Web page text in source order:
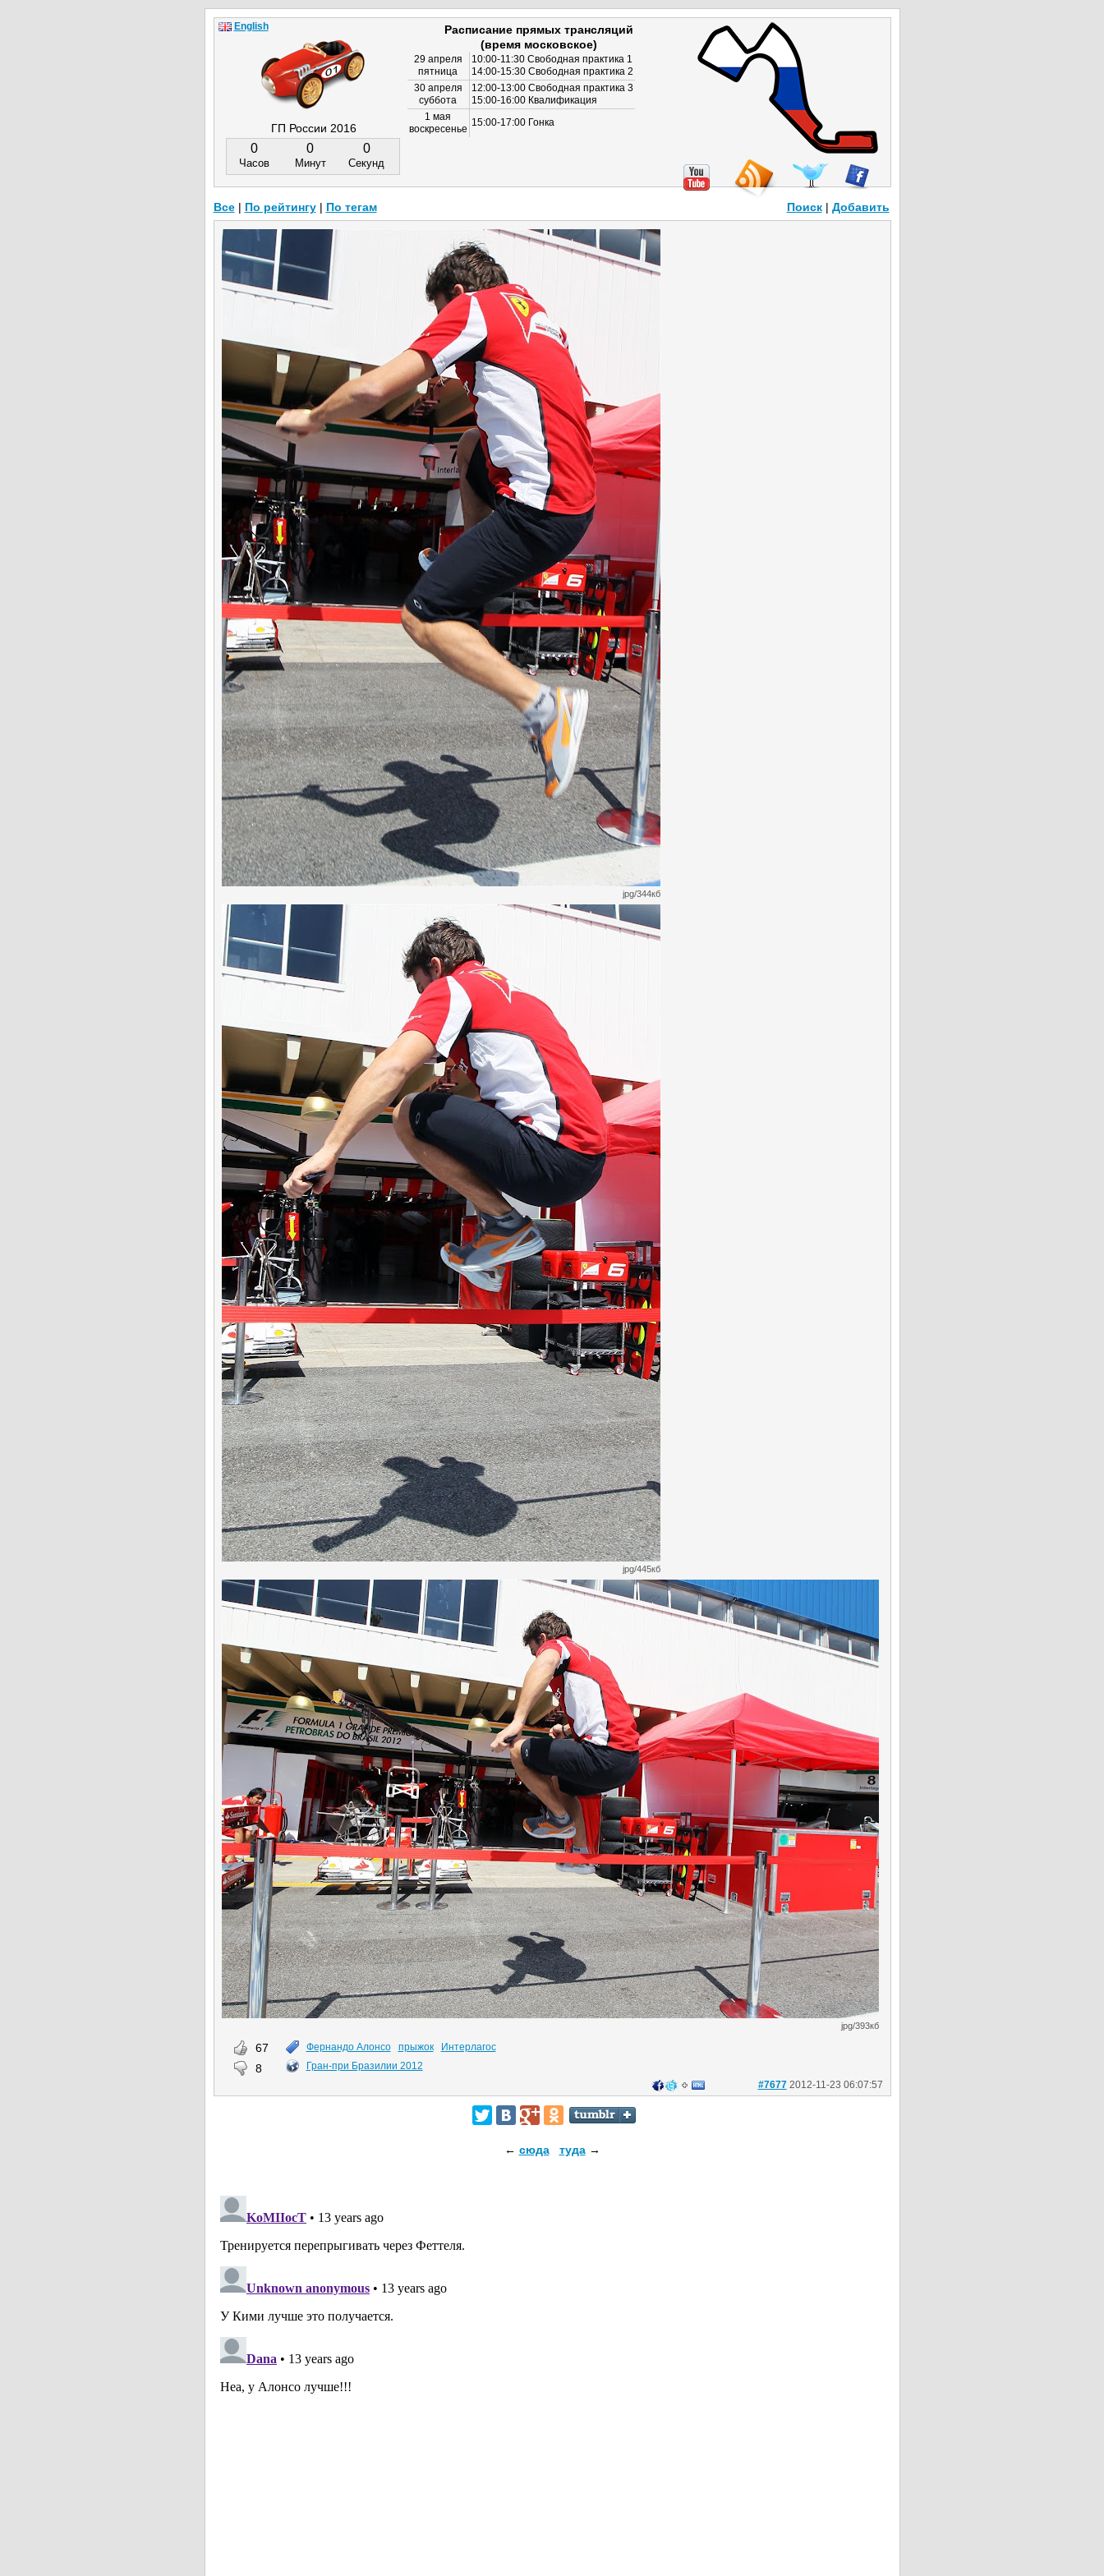
jpg/344кб
jpg/445кб
jpg/393кб
67
8
Фернандо Алонсо прыжок
Интерлагос
Гран-при Бразилии 2012
#7677 2012-11-23 06:07:57
← сюда туда→
ГП России 2016
0
Часов
0
Минут
0
Секунд
Расписание прямых трансляций
(время московское)
29 апреля
пятница
10:00-11:30 Свободная практика 1
14:00-15:30 Свободная практика 2
30 апреля
суббота
12:00-13:00 Свободная практика 3
15:00-16:00 Квалификация
1 мая
воскресенье
15:00-17:00 Гонка
English
Все| По рейтингу| По тегам Добавить
Поиск|